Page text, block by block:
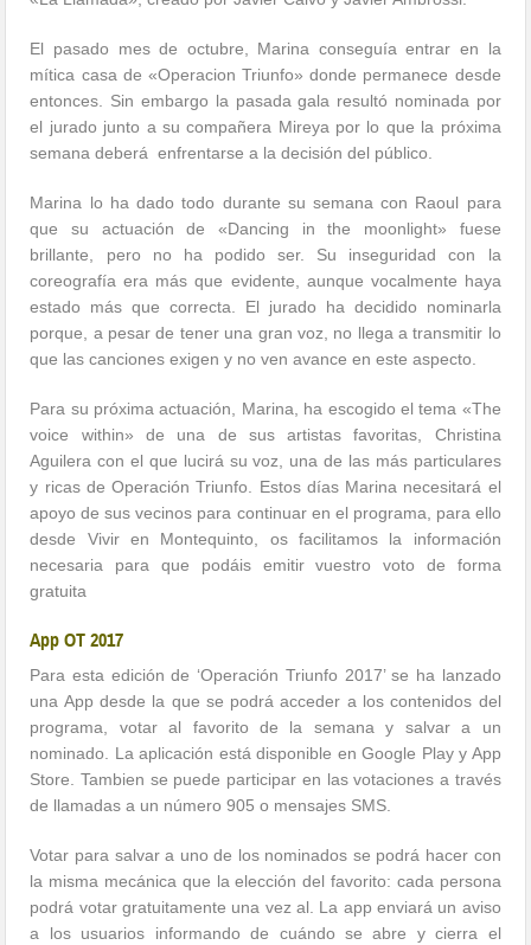
El pasado mes de octubre, Marina conseguía entrar en la
mítica casa de «Operacion Triunfo» donde permanece desde
entonces. Sin embargo la pasada gala resultó nominada por
el jurado junto a su compañera Mireya por lo que la próxima
semana deberá enfrentarse a la decisión del público.
Marina lo ha dado todo durante su semana con Raoul para
que su actuación de «Dancing in the moonlight» fuese
brillante, pero no ha podido ser. Su inseguridad con la
coreografía era más que evidente, aunque vocalmente haya
estado más que correcta. El jurado ha decidido nominarla
porque, a pesar de tener una gran voz, no llega a transmitir lo
que las canciones exigen y no ven avance en este aspecto.
Para su próxima actuación, Marina, ha escogido el tema «The
voice within» de una de sus artistas favoritas, Christina
Aguilera con el que lucirá su voz, una de las más particulares
y ricas de Operación Triunfo. Estos días Marina necesitará el
apoyo de sus vecinos para continuar en el programa, para ello
desde Vivir en Montequinto, os facilitamos la información
necesaria para que podáis emitir vuestro voto de forma
gratuita
App OT 2017
Para esta edición de ‘Operación Triunfo 2017’ se ha lanzado
una App desde la que se podrá acceder a los contenidos del
programa, votar al favorito de la semana y salvar a un
nominado. La aplicación está disponible en Google Play y App
Store. Tambien se puede participar en las votaciones a través
de llamadas a un número 905 o mensajes SMS.
Votar para salvar a uno de los nominados se podrá hacer con
la misma mecánica que la elección del favorito: cada persona
podrá votar gratuitamente una vez al. La app enviará un aviso
a los usuarios informando de cuándo se abre y cierra el